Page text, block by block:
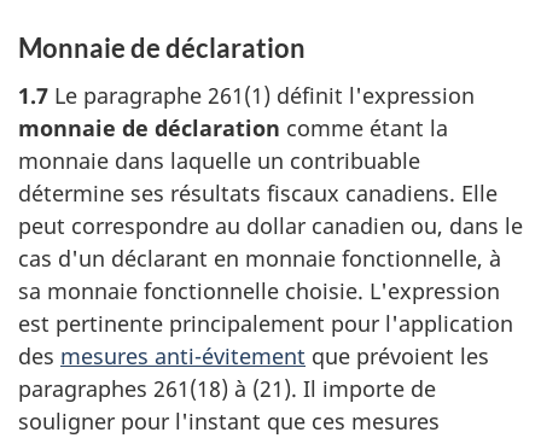
Monnaie de déclaration
1.7 Le paragraphe 261(1) définit l'expression
monnaie de déclaration comme étant la
monnaie dans laquelle un contribuable
détermine ses résultats fiscaux canadiens. Elle
peut correspondre au dollar canadien ou, dans le
cas d'un déclarant en monnaie fonctionnelle, à
sa monnaie fonctionnelle choisie. L'expression
est pertinente principalement pour l'application
des mesures anti-évitement que prévoient les
paragraphes 261(18) à (21). Il importe de
souligner pour l'instant que ces mesures